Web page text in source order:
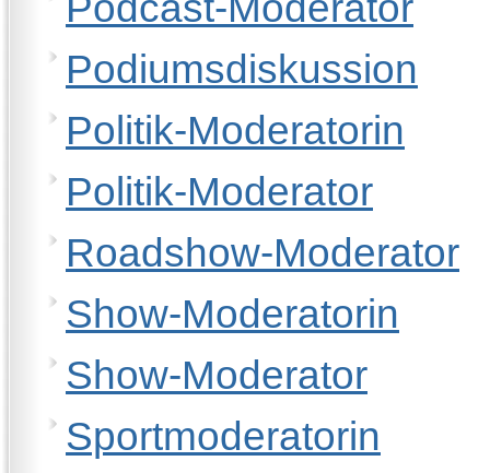
Podiumsdiskussion
Politik-Moderatorin
Politik-Moderator
Roadshow-Moderator
Show-Moderatorin
Show-Moderator
Sportmoderatorin